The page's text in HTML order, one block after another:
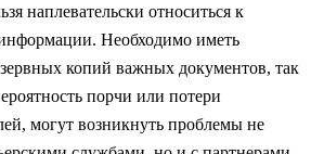
наплевательски относиться к
Необходимо иметь
копий важных документов, так
порчи или потери
могут возникнуть проблемы не